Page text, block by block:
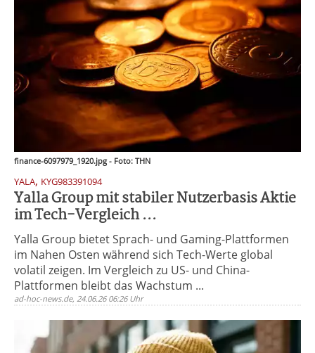
finance-6097979_1920.jpg - Foto: THN
YALA, KYG983391094
Yalla Group mit stabiler Nutzerbasis Aktie
im Tech-Vergleich ...
Yalla Group bietet Sprach- und Gaming-Plattformen
im Nahen Osten während sich Tech-Werte global
volatil zeigen. Im Vergleich zu US- und China-
Plattformen bleibt das Wachstum ...
ad-hoc-news.de, 24.06.26 06:26 Uhr